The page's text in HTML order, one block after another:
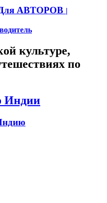
АВТОРОВ |
культуре,
по
Индии